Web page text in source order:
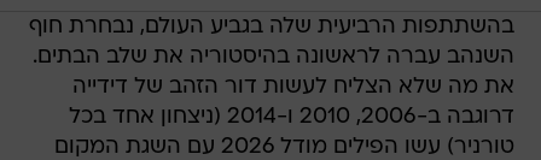
בהשתתפות הרביעית שלה בגביע העולם, נבחרת חוף
השנהב עברה לראשונה בהיסטוריה את שלב הבתים.
את מה שלא הצליח לעשות דור הזהב של דידייה
דרוגבה ב-2006, 2010 ו-2014 (ניצחון אחד בכל
טורניר) עשו הפילים מודל 2026 עם השגת המקום